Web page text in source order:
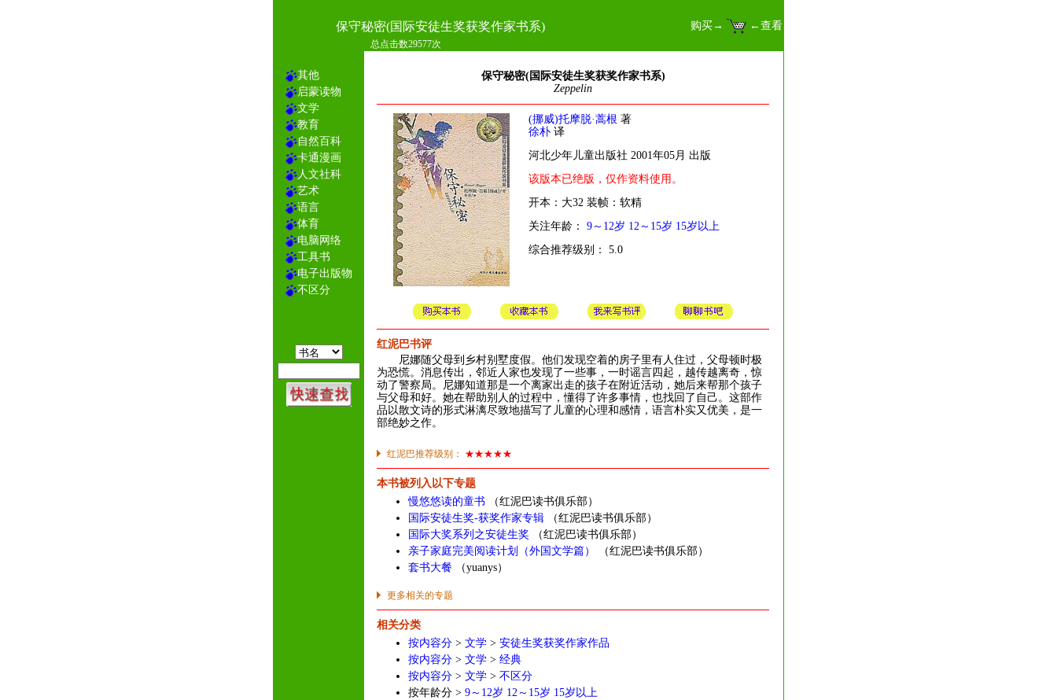
保守秘密(国际安徒生奖获奖作家书系) 购买→ ←查看
总点击数29577次
其他
启蒙读物
文学
教育
自然百科
卡通漫画
人文社科
艺术
语言
体育
电脑网络
工具书
电子出版物
不区分
保守秘密(国际安徒生奖获奖作家书系)
Zeppelin
(挪威)托摩脱·蒿根 著
徐朴 译
河北少年儿童出版社 2001年05月 出版
该版本已绝版，仅作资料使用。
开本：大32 装帧：软精
关注年龄： 9～12岁 12～15岁 15岁以上
综合推荐级别： 5.0
红泥巴书评
尼娜随父母到乡村别墅度假。他们发现空着的房子里有人住过，父母顿时极
为恐慌。消息传出，邻近人家也发现了一些事，一时谣言四起，越传越离奇，惊
动了警察局。尼娜知道那是一个离家出走的孩子在附近活动，她后来帮那个孩子
与父母和好。她在帮助别人的过程中，懂得了许多事情，也找回了自己。这部作
品以散文诗的形式淋漓尽致地描写了儿童的心理和感情，语言朴实又优美，是一
部绝妙之作。
红泥巴推荐级别： ★★★★★
本书被列入以下专题
慢悠悠读的童书 （红泥巴读书俱乐部）
国际安徒生奖-获奖作家专辑 （红泥巴读书俱乐部）
国际大奖系列之安徒生奖 （红泥巴读书俱乐部）
亲子家庭完美阅读计划（外国文学篇）
（红泥巴读书俱乐部）
套书大餐 （yuanys）
更多相关的专题
相关分类
按内容分 > 文学 > 安徒生奖获奖作家作品
按内容分 > 文学 > 经典
按内容分 > 文学 > 不区分
按年龄分 > 9～12岁 12～15岁 15岁以上